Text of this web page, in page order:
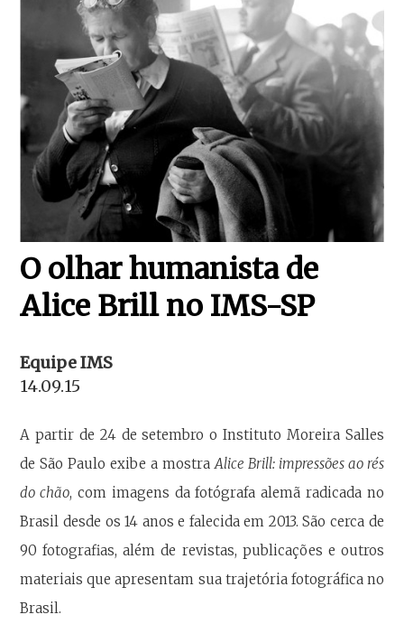
O olhar humanista de
Alice Brill no IMS-SP
Equipe IMS
14.09.15
A partir de 24 de setembro o Instituto Moreira Salles
de São Paulo exibe a mostraAlice Brill: impressões ao rés
do chão, com imagens da fotógrafa alemã radicada no
Brasil desde os 14 anos e falecida em 2013. São cerca de
90 fotografias, além de revistas, publicações e outros
materiais que apresentam sua trajetória fotográfica no
Brasil.